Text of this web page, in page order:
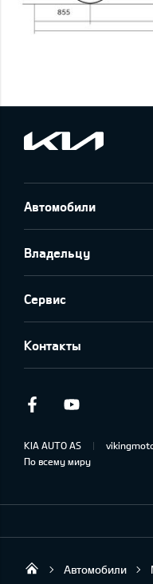
Автомобили
Владельцу
Сервис
Контакты
Facebook
KIA AUTO AS
По всему миру
Viking
Автомобили